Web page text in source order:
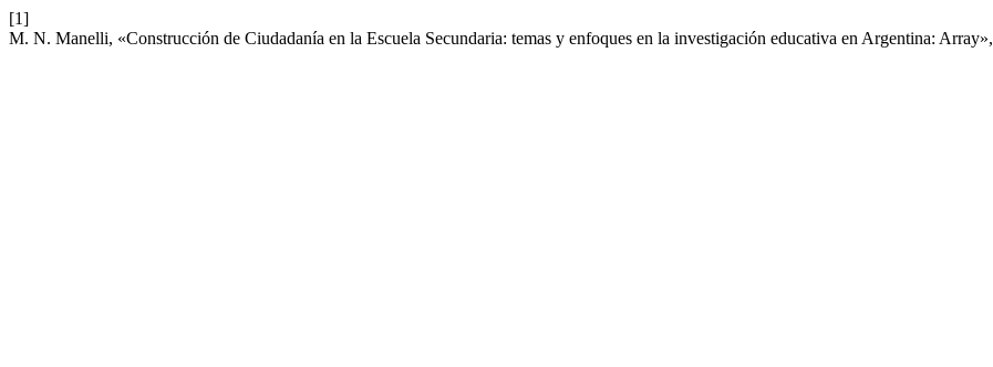
[1]
M. N. Manelli, «Construcción de Ciudadanía en la Escuela Secundaria: temas y enfoques en la investigación educativa en Argentina: Array»,